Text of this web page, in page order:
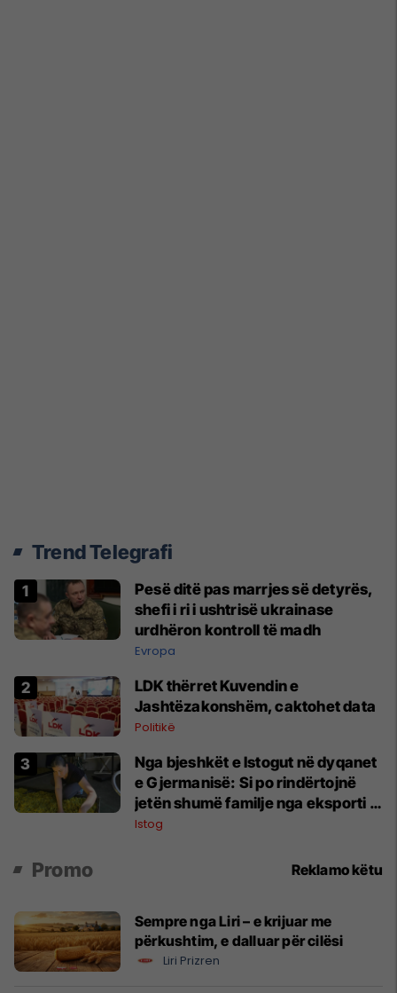
Trend Telegrafi
Pesë ditë pas marrjes së detyrës,
shefi i ri i ushtrisë ukrainase
urdhëron kontroll të madh
Evropa
LDK thërret Kuvendin e
Jashtëzakonshëm, caktohet data
Politikë
Nga bjeshkët e Istogut në dyqanet
e Gjermanisë: Si po rindërtojnë
jetën shumë familje nga eksporti i
bimëve mjekësore
Istog
Promo Reklamo këtu
Sempre nga Liri – e krijuar me
përkushtim, e dalluar për cilësi
Liri Prizren